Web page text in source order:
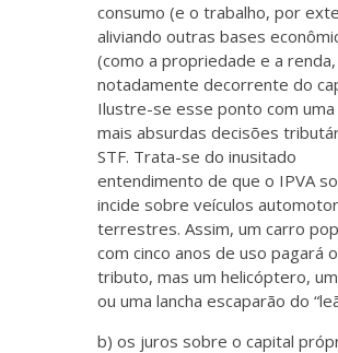
consumo (e o trabalho, por
aliviando outras bases
(como a propriedade e a renda,
notadamente decorrente do
Ilustre-se esse ponto com uma
mais absurdas decisões
STF. Trata-se do inusitado
entendimento de que o IPVA
incide sobre veículos
terrestres. Assim, um carro
com cinco anos de uso pagará o
tributo, mas um helicóptero,
ou uma lancha escaparão do
b) os juros sobre o capital